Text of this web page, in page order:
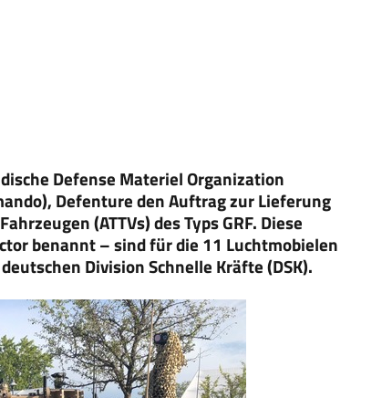
Defense Materiel Organization
Defenture den Auftrag zur Lieferung
(ATTVs) des Typs GRF. Diese
benannt – sind für die 11 Luchtmobielen
Division Schnelle Kräfte (DSK).